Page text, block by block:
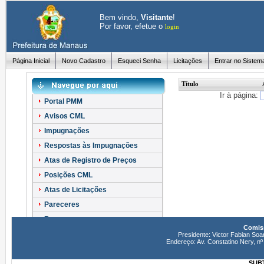
Bem vindo, Visitante!
Por favor, efetue o login
Página Inicial Novo Cadastro Esqueci Senha Licitações Entrar no
Portal PMM
Avisos CML
Impugnações
Respostas às Impugnações
Atas de Registro de Preços
Posições CML
Atas de Licitações
Pareceres
Recursos
Título
Ir à página:
Presidente: Victor Fabian
Endereço: Av. Constatino Nery,